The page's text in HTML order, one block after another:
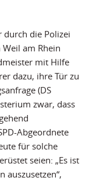
durch die Polizei
am Rhein
mit Hilfe
dazu, ihre Tür zu
(DS
zwar, dass
Abgeordnete
für solche
seien: „Es ist
auszusetzen“,